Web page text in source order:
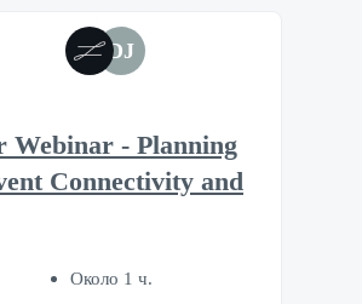
DJ
Webinar - Planning
Connectivity and
Около 1 ч.